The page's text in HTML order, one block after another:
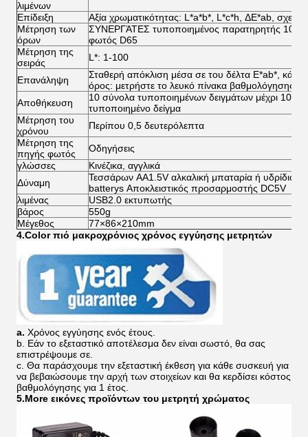
λιμένων
Επίδειξη
Αξία χρωματικότητας: L*a*b*, L*c*h, ΔE*ab,
Μέτρηση των
όρων
ΣΥΝΕΡΓΆΤΕΣ τυποποιημένος παρατηρητής 10°
φωτός D65
Μέτρηση της
σειράς
L*: 1-100
Επανάληψη
Σταθερή απόκλιση μέσα σε του δέλτα E*ab*, κάτω
όρος: μετρήστε το λευκό πίνακα βαθμολόγησης
Αποθήκευση
10 σύνολα τυποποιημένων δειγμάτων μέχρι 100
τυποποιημένο δείγμα
Μέτρηση του
χρόνου
Περίπου 0,5 δευτερόλεπτα
Μέτρηση της
πηγής φωτός
Οδηγήσεις
γλώσσες
Κινέζικα, αγγλικά
Δύναμη
Τεσσάρων AA1.5V αλκαλική μπαταρία ή υδρίδιο
batterys Αποκλειστικός προσαρμοστής DC5V
λιμένας
USB2.0 εκτυπωτής
βάρος
550g
Μέγεθος
77×86×210mm
4.Color πιό μακροχρόνιος χρόνος εγγύησης μετρητών
a. Χρόνος εγγύησης ενός έτους.
b. Εάν το εξεταστικό αποτέλεσμα δεν είναι σωστό, θα σας
επιστρέψουμε σε.
c. Θα παράσχουμε την εξεταστική έκθεση για κάθε συσκευή για
να βεβαιώσουμε την αρχή των στοιχείων και θα κερδίσει κόστος
βαθμολόγησης για 1 έτος.
5.More εικόνες προϊόντων του μετρητή χρώματος